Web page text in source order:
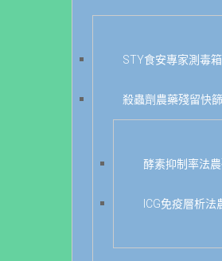
STY食安專家測毒箱
殺蟲劑農藥殘留快篩
酵素抑制率法
ICG免疫層析法